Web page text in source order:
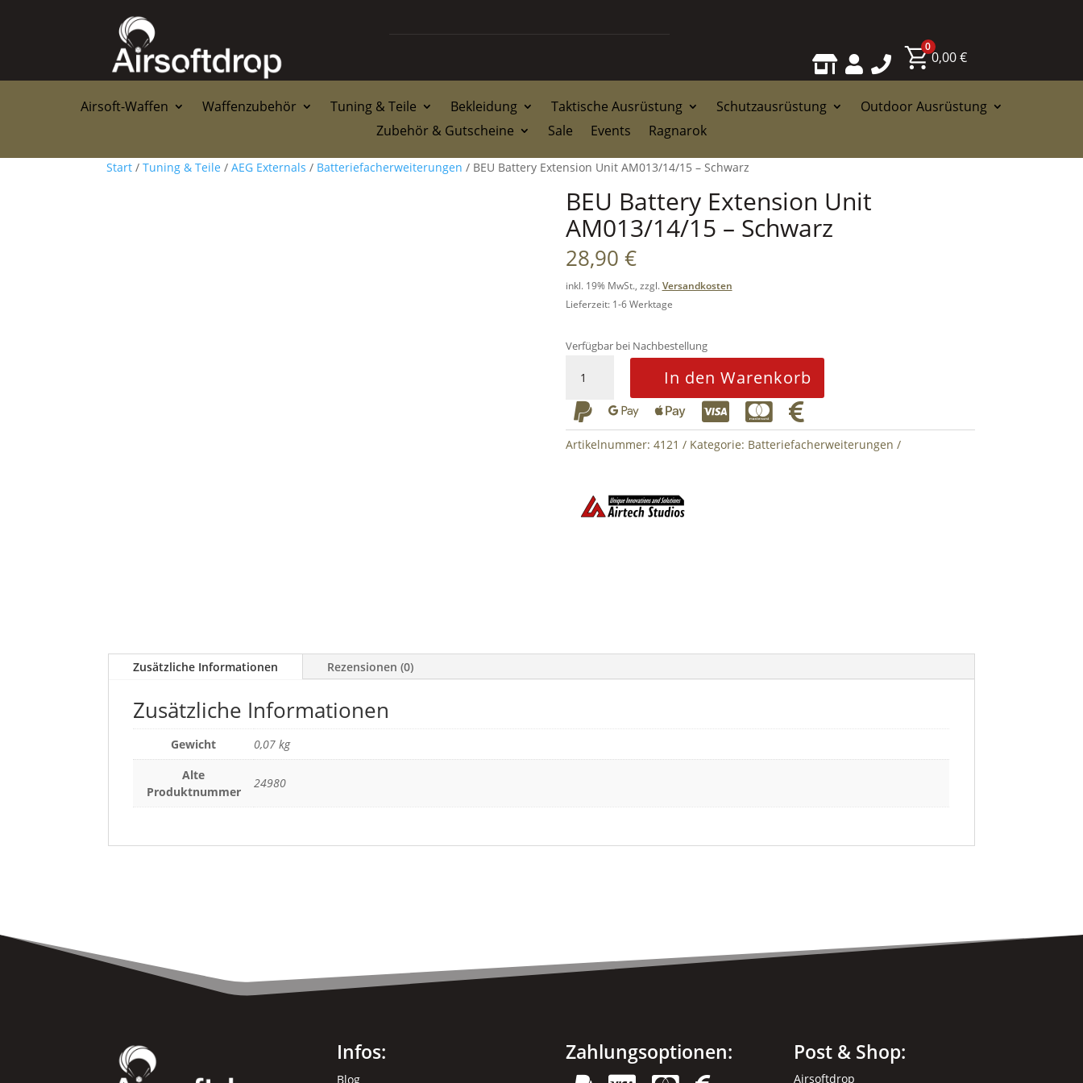
  
0
0,00€
Airsoft-Waffen Waffenzubehör Tuning & Teile Bekleidung Taktische Ausrüstung Schutzausrüstung
Outdoor Ausrüstung
Zubehör & Gutscheine
Sale Events Ragnarok
Start / Tuning & Teile / AEG Externals / Batteriefacherweiterungen / BEU Battery Extension Unit AM013/14/15 – Schwarz
BEU Battery Extension Unit
AM013/14/15 – Schwarz
28,90 €
inkl. 19% MwSt., zzgl.Versandkosten
Lieferzeit: 1-6 Werktage
Verfügbar bei Nachbestellung
Battery
Extension
Unit
AM013/14/15
Menge
In den Warenkorb
     
Artikelnummer: 4121 Kategorie: Batteriefacherweiterungen
Zusätzliche Informationen Rezensionen (0)
Zusätzliche Informationen
Gewicht
0,07 kg
Alte
Produktnummer
24980
Infos:
Blog
Zahlungsoptionen: Post & Shop:
Airsoftdrop